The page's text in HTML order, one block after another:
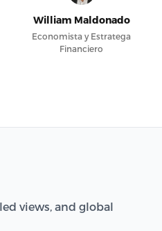
William Maldonado
Economista y Estratega
Financiero
views, and global